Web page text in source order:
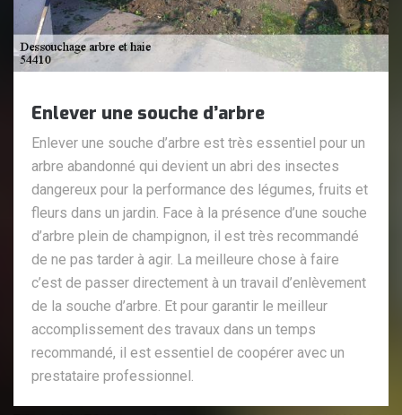
Enlever une souche d’arbre
Enlever une souche d’arbre est très essentiel pour un
arbre abandonné qui devient un abri des insectes
dangereux pour la performance des légumes, fruits et
fleurs dans un jardin. Face à la présence d’une souche
d’arbre plein de champignon, il est très recommandé
de ne pas tarder à agir. La meilleure chose à faire
c’est de passer directement à un travail d’enlèvement
de la souche d’arbre. Et pour garantir le meilleur
accomplissement des travaux dans un temps
recommandé, il est essentiel de coopérer avec un
prestataire professionnel.